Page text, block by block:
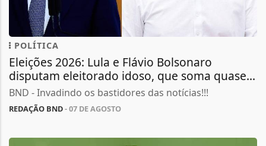
POLÍTICA
Eleições 2026: Lula e Flávio Bolsonaro
disputam eleitorado idoso, que soma quase...
BND - Invadindo os bastidores das notícias!!!
REDAÇÃO BND- 07 DE AGOSTO